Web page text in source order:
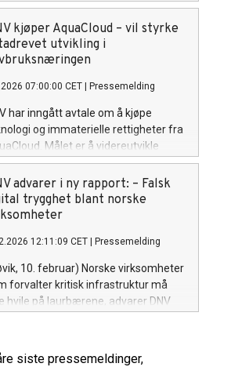
risikobildet fundamentalt:
er ikke en fast og
komponent, men utvikler
over tid. Dette gir nye former for
for å sikre ansvarlig bruk.
kjøper AquaCloud – vil styrke
utvikling i
07:00:00 CET Pressemelding
har inngått avtale om å kjøpe
og immaterielle rettigheter fra
Målet er å videreutvikle
datastandarder og
for havbruksnæringen,
produksjonsdata skal gi bedre
læring og beslutningsstøtte – og
advarer i ny rapport: – Falsk
trygghet blant norske
12:11:09 CET Pressemelding
10. februar) Norske virksomheter
forvalter kritisk infrastruktur må
hvile på laurbærene, advarer DNV
siste pressemeldinger,